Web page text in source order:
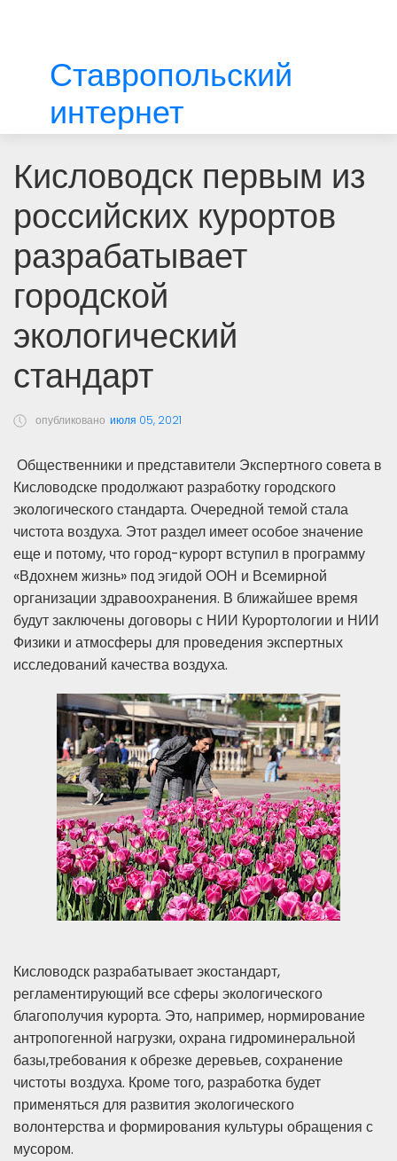
Ставропольский
интернет
Кисловодск первым из
российских курортов
разрабатывает
городской
экологический
стандарт
опубликовано июля 05, 2021
Общественники и представители Экспертного совета в
Кисловодске продолжают разработку городского
экологического стандарта. Очередной темой стала
чистота воздуха. Этот раздел имеет особое значение
еще и потому, что город-курорт вступил в программу
«Вдохнем жизнь» под эгидой ООН и Всемирной
организации здравоохранения. В ближайшее время
будут заключены договоры с НИИ Курортологии и НИИ
Физики и атмосферы для проведения экспертных
исследований качества воздуха.
Кисловодск разрабатывает экостандарт,
регламентирующий все сферы экологического
благополучия курорта. Это, например, нормирование
антропогенной нагрузки, охрана гидроминеральной
базы,требования к обрезке деревьев, сохранение
чистоты воздуха. Кроме того, разработка будет
применяться для развития экологического
волонтерства и формирования культуры обращения с
мусором.